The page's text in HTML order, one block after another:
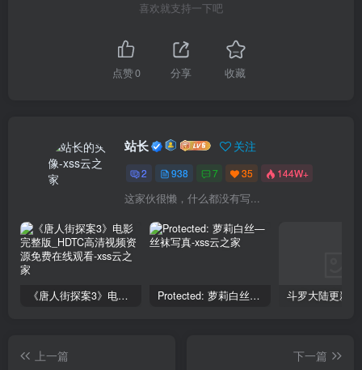
喜欢就支持一下吧
点赞0 分享 收藏
站长 关注
2 938 7 35 144W+
这家伙很懒，什么都没有写...
《唐人街探案3》电影完整版_HDTC高清视频资源免费在线观看 Protected: 萝莉白丝—丝袜写真
上一篇
下一篇